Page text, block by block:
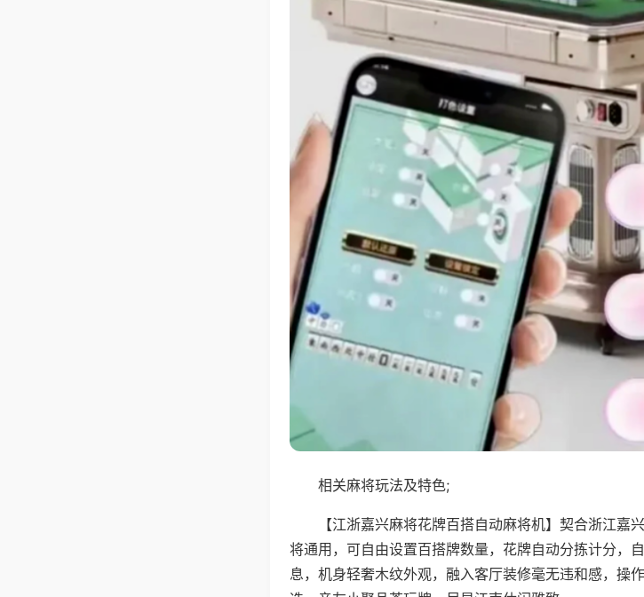
相关麻将玩法及特色;
【江浙嘉兴麻将花牌百搭自动麻将机】契合浙江
将通用，可自由设置百搭牌数量，花牌自动分拣计分，
息，机身轻奢木纹外观，融入客厅装修毫无违和感，操